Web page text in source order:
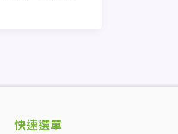
快速選單